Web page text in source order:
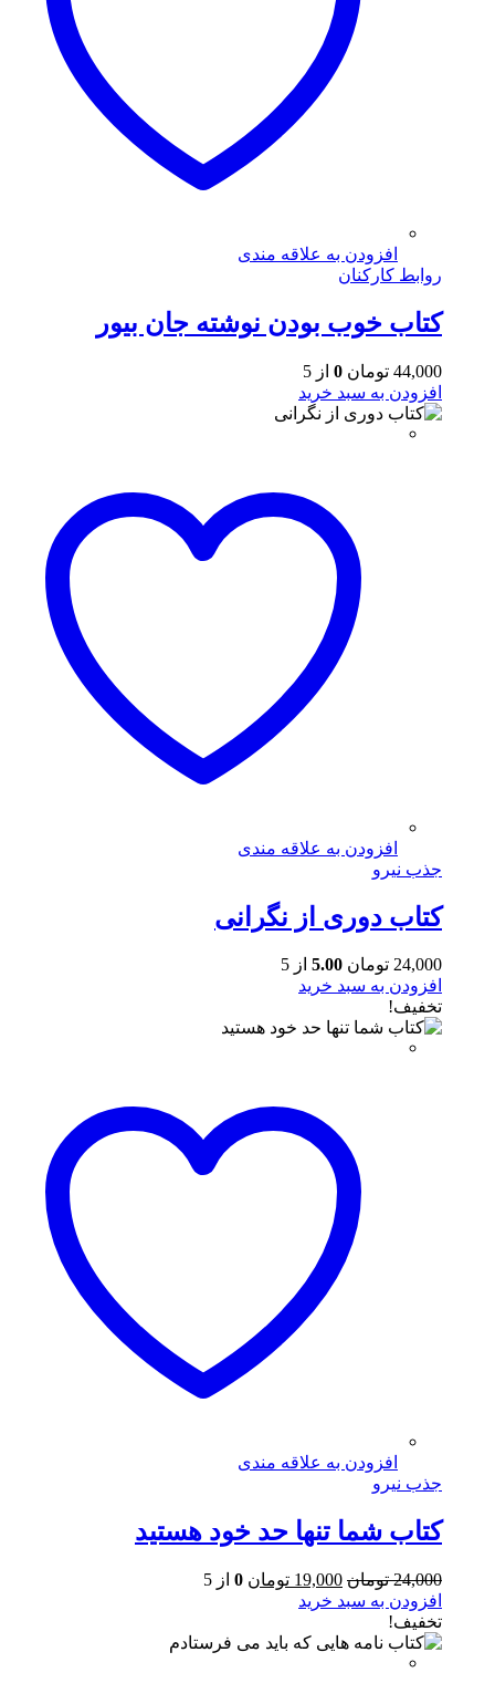
افزودن به علاقه مندی
روابط کارکنان
کتاب خوب بودن نوشته جان بیور
44,000 تومان 0 از 5
افزودن به سبد خرید
افزودن به علاقه مندی
جذب نیرو
کتاب دوری از نگرانی
24,000 تومان 5.00 از 5
افزودن به سبد خرید
تخفیف!
افزودن به علاقه مندی
جذب نیرو
کتاب شما تنها حد خود هستید
24,000 تومان قیمت
اصلی
بود.
19,000 تومان قیمت
است.
0 از 5
افزودن به سبد خرید
تخفیف!